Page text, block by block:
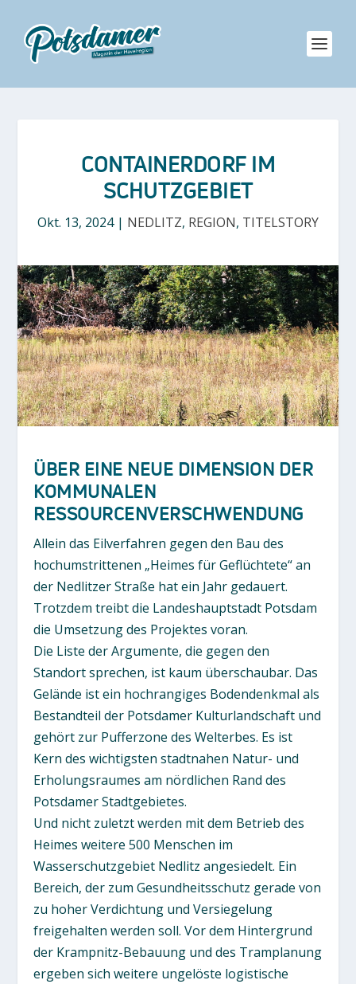
CONTAINERDORF IM
SCHUTZGEBIET
Okt. 13, 2024| NEDLITZ, REGION, TITELSTORY
ÜBER EINE NEUE DIMENSION DER
KOMMUNALEN
RESSOURCENVERSCHWENDUNG
Allein das Eilverfahren gegen den Bau des
hochumstrittenen „Heimes für Geflüchtete“ an
der Nedlitzer Straße hat ein Jahr gedauert.
Trotzdem treibt die Landeshauptstadt Potsdam
die Umsetzung des Projektes voran.
Die Liste der Argumente, die gegen den
Standort sprechen, ist kaum überschaubar. Das
Gelände ist ein hochrangiges Bodendenkmal als
Bestandteil der Potsdamer Kulturlandschaft und
gehört zur Pufferzone des Welterbes. Es ist
Kern des wichtigsten stadtnahen Natur- und
Erholungsraumes am nördlichen Rand des
Potsdamer Stadtgebietes.
Und nicht zuletzt werden mit dem Betrieb des
Heimes weitere 500 Menschen im
Wasserschutzgebiet Nedlitz angesiedelt. Ein
Bereich, der zum Gesundheitsschutz gerade von
zu hoher Verdichtung und Versiegelung
freigehalten werden soll. Vor dem Hintergrund
der Krampnitz-Bebauung und des Tramplanung
ergeben sich weitere ungelöste logistische